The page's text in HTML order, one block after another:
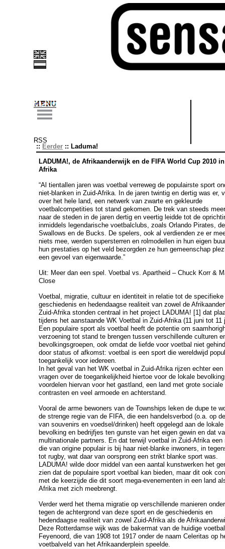
RSS
Eerder :: Laduma!
LADUMA!, de Afrikaanderwijk en de FIFA World Cup 2010
Afrika
“Al tientallen jaren was voetbal verreweg de populairste sport
niet-blanken in Zuid-Afrika. In de jaren twintig en dertig was er,
over het hele land, een netwerk van zwarte en gekleurde
voetbalcompetities tot stand gekomen. De trek van steeds
naar de steden in de jaren dertig en veertig leidde tot de
inmiddels legendarische voetbalclubs, zoals Orlando Pirates,
Swallows en de Bucks. De spelers, ook al verdienden ze er
niets mee, werden supersterren en rolmodellen in hun eigen
hun prestaties op het veld bezorgden ze hun gemeenschap
een gevoel van eigenwaarde.”
Uit: Meer dan een spel. Voetbal vs. Apartheid – Chuck Korr &
Close
Voetbal, migratie, cultuur en identiteit in relatie tot de specifieke
geschiedenis en hedendaagse realiteit van zowel de
Zuid-Afrika stonden centraal in het project LADUMA! [1] dat
tijdens het aanstaande WK Voetbal in Zuid-Afrika (11 juni tot 11
Een populaire sport als voetbal heeft de potentie om
verzoening tot stand te brengen tussen verschillende culturen
bevolkingsgroepen, ook omdat de liefde voor voetbal niet
door status of afkomst: voetbal is een sport die wereldwijd
toegankelijk voor iedereen.
In het geval van het WK voetbal in Zuid-Afrika rijzen echter een
vragen over de toegankelijkheid hiertoe voor de lokale
voordelen hiervan voor het gastland, een land met grote sociale
contrasten en veel armoede en achterstand.
Vooral de arme bewoners van de Townships leken de dupe te
de strenge regie van de FIFA, die een handelsverbod (o.a. op
van souvenirs en voedsel/drinken) heeft opgelegd aan de lokale
bevolking en bedrijfjes ten gunste van het eigen gewin en dat
multinationale partners. En dat terwijl voetbal in Zuid-Afrika een
die van origine populair is bij haar niet-blanke inwoners, in
tot rugby, wat daar van oorsprong een strikt blanke sport was.
LADUMA! wilde door middel van een aantal kunstwerken het
zien dat de populaire sport voetbal kan bieden, maar dit ook
met de keerzijde die dit soort mega-evenementen in een land
Afrika met zich meebrengt.
Verder werd het thema migratie op verschillende manieren
tegen de achtergrond van deze sport en de geschiedenis en
hedendaagse realiteit van zowel Zuid-Afrika als de
Deze Rotterdamse wijk was de bakermat van de huidige
Feyenoord, die van 1908 tot 1917 onder de naam Celeritas op
voetbalveld van het Afrikaanderplein speelde.